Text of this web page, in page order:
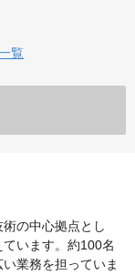
覧
の中心拠点とし
います。約100名
業務を担っていま